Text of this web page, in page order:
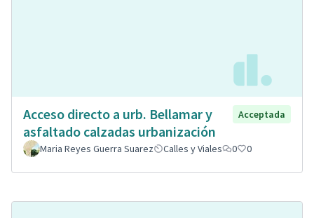
Acceso directo a urb. Bellamar y
asfaltado calzadas urbanización
Acceptada
Maria Reyes Guerra Suarez Calles y Viales 0 0